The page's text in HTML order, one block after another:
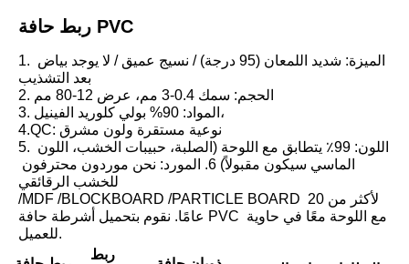
ربط حافة PVC
1. الميزة: شديد اللمعان (95 درجة) / نسيج عميق / لا يوجد بياض
بعد التشذيب
2. الحجم: سمك 0.4-3 مم، عرض 12-80 مم
3. المواد: 90% بولي كلوريد الفينيل،
4.QC: نوعية مستقرة ولون مشرق
5. اللون: 99٪ يتطابق مع اللوحة (الصلبة، حبيبات الخشب، اللون
للخشب الرقائقي
/MDF /BLOCKBOARD /PARTICLE BOARD لأكثر من 20
عامًا. نقوم بتحميل أشرطة حافة PVC مع اللوحة معًا في حاوية
للعميل.
ربط